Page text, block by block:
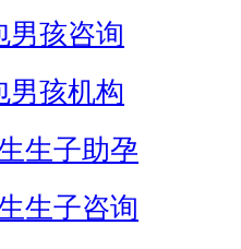
男孩咨询
男孩机构
生子助孕
生子咨询